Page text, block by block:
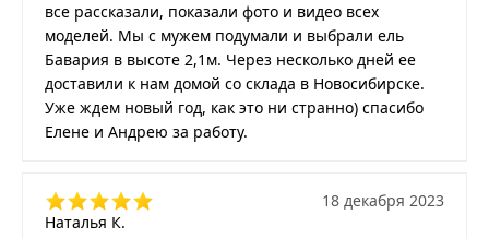
все рассказали, показали фото и видео всех
моделей. Мы с мужем подумали и выбрали ель
Бавария в высоте 2,1м. Через несколько дней ее
доставили к нам домой со склада в Новосибирске.
Уже ждем новый год, как это ни странно) спасибо
Елене и Андрею за работу.
Наталья К.
18 декабря 2023